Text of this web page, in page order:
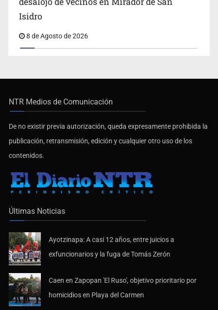
Isidro
8 de Agosto de 2026
NTR Medios de Comunicación
De no existir previa autorización, queda expresamente prohibida la
publicación, retransmisión, edición y cualquier otro uso de los
contenidos.
Últimas Noticias
Ayotzinapa: A casi 12 años, entre juicios a
exfuncionarios y la fuga de Tomás Zerón
Caen en Zapopan 'El Ruso', objetivo prioritario por
homicidios en Playa del Carmen